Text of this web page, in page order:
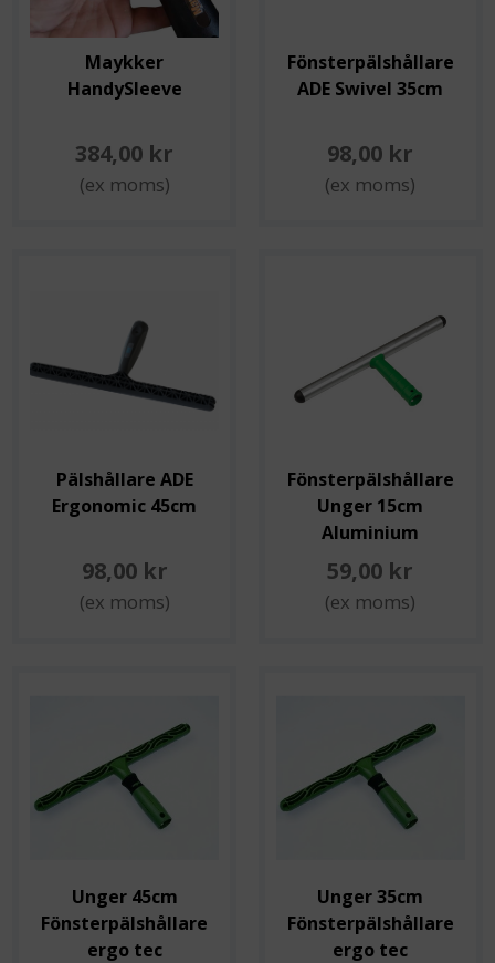
Maykker
HandySleeve
384,00 kr
(ex moms)
Fönsterpälshållare
ADE Swivel 35cm
98,00 kr
(ex moms)
Pälshållare ADE
Ergonomic 45cm
98,00 kr
(ex moms)
Fönsterpälshållare
Unger 15cm
Aluminium
59,00 kr
(ex moms)
Unger 45cm
Fönsterpälshållare
ergo tec
Unger 35cm
Fönsterpälshållare
ergo tec